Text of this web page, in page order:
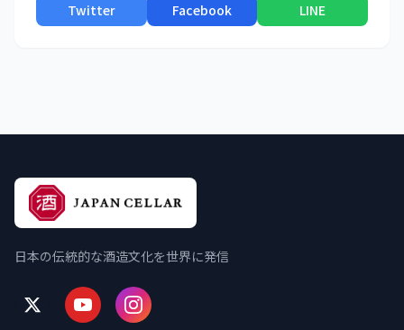
Twitter Facebook LINE
日本の伝統的な酒造文化を世界に発信